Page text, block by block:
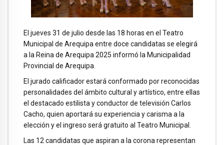
El jueves 31 de julio desde las 18 horas en el Teatro
Municipal de Arequipa entre doce candidatas se elegirá
a la Reina de Arequipa 2025 informó la Municipalidad
Provincial de Arequipa.
El jurado calificador estará conformado por reconocidas
personalidades del ámbito cultural y artístico, entre ellas
el destacado estilista y conductor de televisión Carlos
Cacho, quien aportará su experiencia y carisma a la
elección y el ingreso será gratuito al Teatro Municipal.
Las 12 candidatas que aspiran a la corona representan